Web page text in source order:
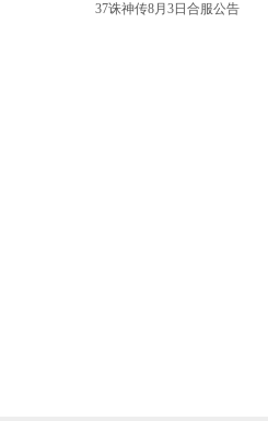
37诛神传8月3日合服公告